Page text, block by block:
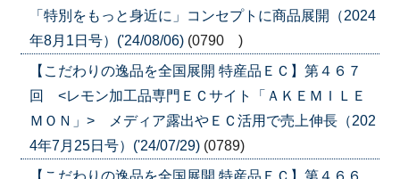
「特別をもっと身近に」コンセプトに商品展開（2024
年8月1日号）('24/08/06) (0790 )
【こだわりの逸品を全国展開 特産品ＥＣ】第４６７
回 <レモン加工品専門ＥＣサイト「ＡＫＥＭＩＬＥ
ＭＯＮ」> メディア露出やＥＣ活用で売上伸長（202
4年7月25日号）('24/07/29) (0789)